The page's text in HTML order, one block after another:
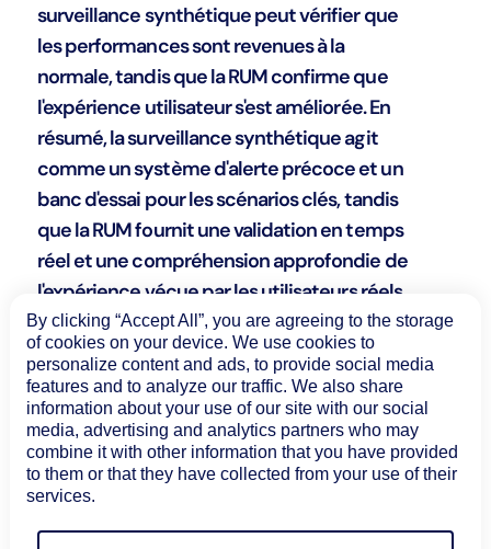
surveillance synthétique peut vérifier que
les performances sont revenues à la
normale, tandis que la RUM confirme que
l'expérience utilisateur s'est améliorée. En
résumé, la surveillance synthétique agit
comme un système d'alerte précoce et un
banc d'essai pour les scénarios clés, tandis
que la RUM fournit une validation en temps
réel et une compréhension approfondie de
l'expérience vécue par les utilisateurs réels.
Ensemble, elles offrent une stratégie de
performance robuste et réactive.
Comment Edwin IA aide-t-il les équipes
d'applications ?
By clicking “Accept All”, you are agreeing to the storage
of cookies on your device. We use cookies to
personalize content and ads, to provide social media
features and to analyze our traffic. We also share
information about your use of our site with our social
media, advertising and analytics partners who may
combine it with other information that you have provided
to them or that they have collected from your use of their
services.